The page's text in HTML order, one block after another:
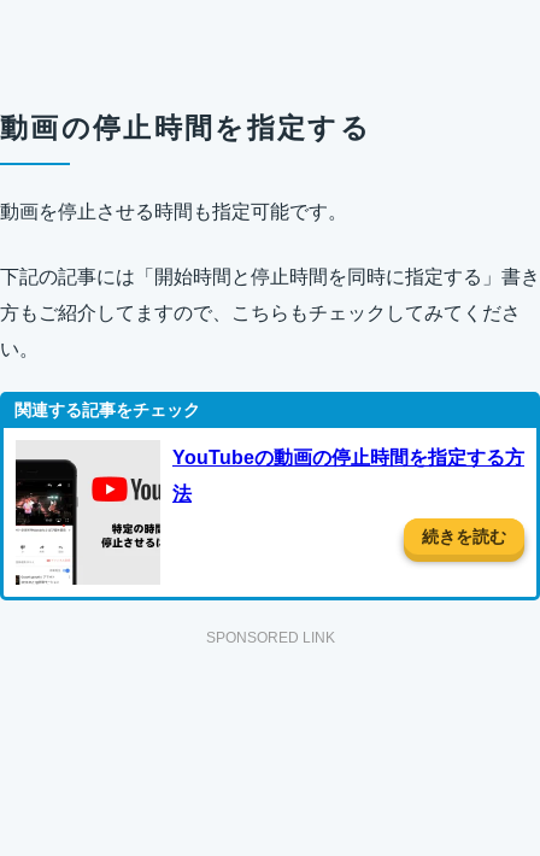
動画の停止時間を指定する
動画を停止させる時間も指定可能です。
下記の記事には「開始時間と停止時間を同時に指定する」書き
方もご紹介してますので、こちらもチェックしてみてくださ
い。
YouTubeの動画の停止時間を指定する方
法
続きを読む
SPONSORED LINK